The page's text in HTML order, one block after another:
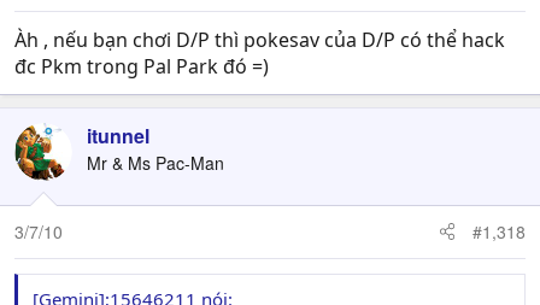
Àh , nếu bạn chơi D/P thì pokesav của D/P có thể hack
đc Pkm trong Pal Park đó =)
itunnel
Mr & Ms Pac-Man
3/7/10 #1,318
[Gemini];15646211 nói: